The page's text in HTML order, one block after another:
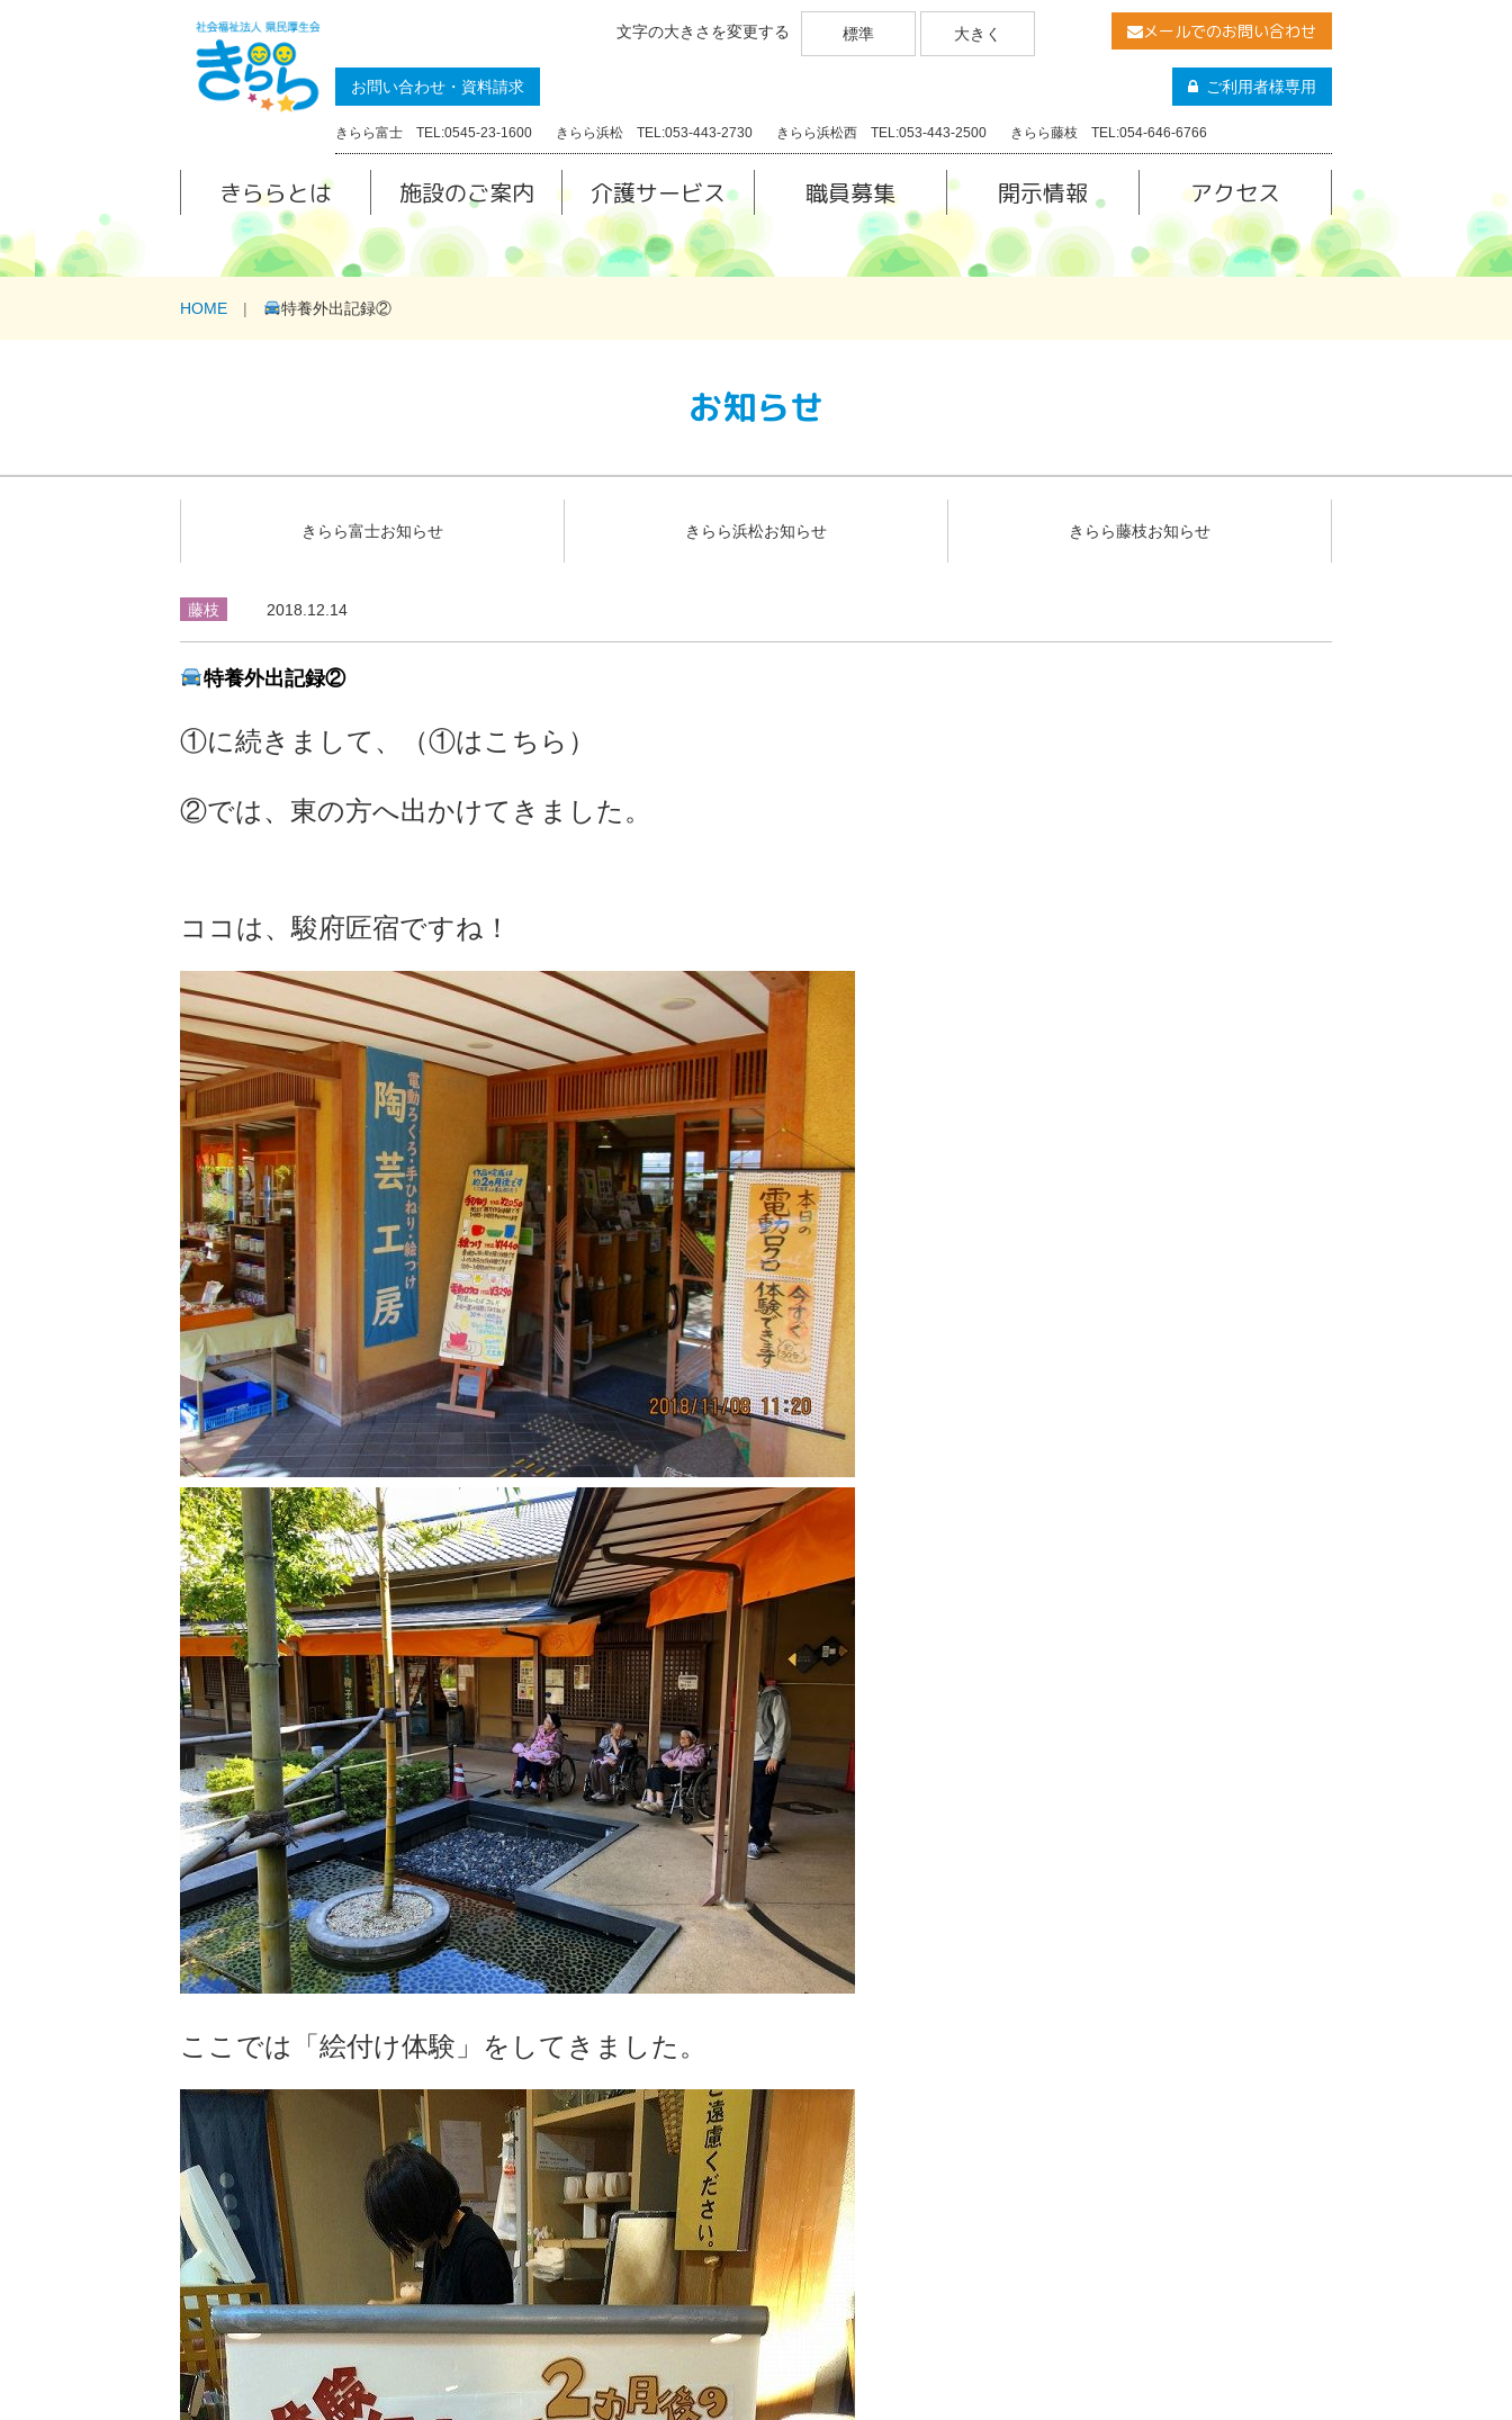
文字の大きさを変更する 標準 大きく メールでのお問い合わせ
お問い合わせ・資料請求 ご利用者様専用
きらら富士 TEL:0545-23-1600 きらら浜松 TEL:053-443-2730 きらら浜松西 TEL:053-443-2500 きらら藤枝 TEL:054-646-6766
きららとは 施設のご案内 介護サービス 職員募集 開示情報 アクセス
HOME 特養外出記録②
お知らせ
きらら富士お知らせ きらら浜松お知らせ きらら藤枝お知らせ
藤枝 2018.12.14
特養外出記録②
①に続きまして、（①はこちら ）
②では、東の方へ出かけてきました。
ココは、駿府匠宿ですね！
ここでは「絵付け体験」をしてきました。